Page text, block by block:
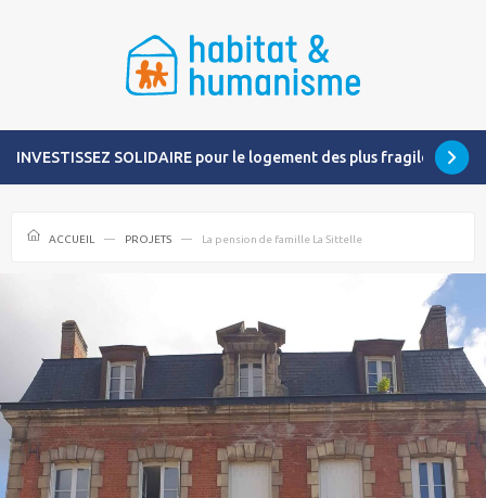
INVESTISSEZ SOLIDAIRE pour le logement des plus fragiles
ACCUEIL PROJETS La pension de famille La Sittelle